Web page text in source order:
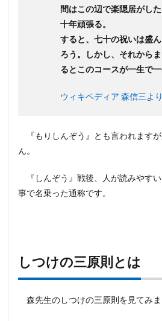
間はこの辺で楽隠居がし
十年頑張る。
すると、七十の祝いは盛
ろう。しかし、それから
るとこのコースが一生で一
ウィキペディア 森信三よ
『もりしんぞう』とも言われます
ん。
『しんぞう』戦後、人が読みやす
事で名乗った通称です。
しつけの三原則とは
森先生のしつけの三原則を見てみま